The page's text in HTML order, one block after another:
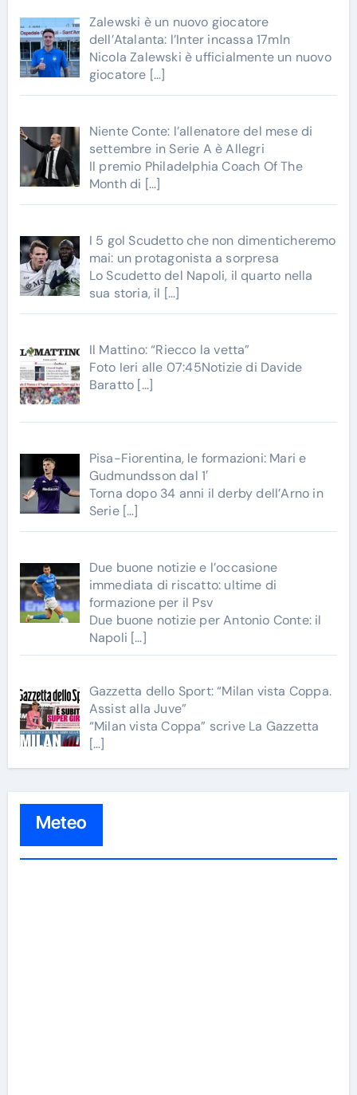
Zalewski è un nuovo giocatore
dell’Atalanta: l’Inter incassa 17mln
Nicola Zalewski è ufficialmente un nuovo
giocatore […]
Niente Conte: l’allenatore del mese di
settembre in Serie A è Allegri
Il premio Philadelphia Coach Of The
Month di […]
I 5 gol Scudetto che non dimenticheremo
mai: un protagonista a sorpresa
Lo Scudetto del Napoli, il quarto nella
sua storia, il […]
Il Mattino: “Riecco la vetta”
Foto Ieri alle 07:45Notizie di Davide
Baratto […]
Pisa-Fiorentina, le formazioni: Mari e
Gudmundsson dal 1′
Torna dopo 34 anni il derby dell’Arno in
Serie […]
Due buone notizie e l’occasione
immediata di riscatto: ultime di
formazione per il Psv
Due buone notizie per Antonio Conte: il
Napoli […]
Gazzetta dello Sport: “Milan vista Coppa.
Assist alla Juve”
“Milan vista Coppa” scrive La Gazzetta
[…]
Meteo